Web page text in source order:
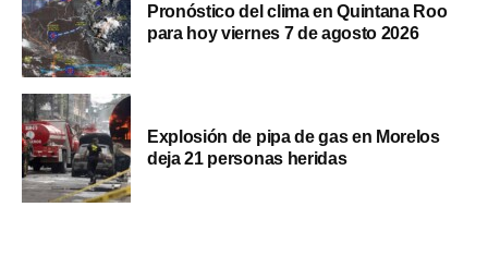
Pronóstico del clima en Quintana Roo
para hoy viernes 7 de agosto 2026
Explosión de pipa de gas en Morelos
deja 21 personas heridas